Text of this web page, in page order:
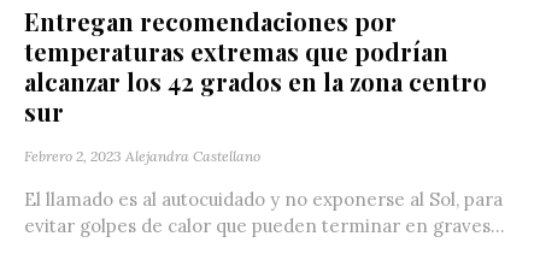
Entregan recomendaciones por
temperaturas extremas que podrían
alcanzar los 42 grados en la zona centro
sur
Febrero 2, 2023 Alejandra Castellano
El llamado es al autocuidado y no exponerse al Sol, para
evitar golpes de calor que pueden terminar en graves...